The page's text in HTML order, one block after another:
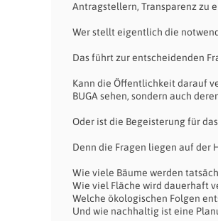
Antragstellern, Transparenz zu
Wer stellt eigentlich die
Das führt zur entscheidenden
Kann die Öffentlichkeit darauf
BUGA sehen, sondern auch
Oder ist die Begeisterung für
Denn die Fragen liegen auf der
Wie viele Bäume werden
Wie viel Fläche wird dauerhaft
Welche ökologischen Folgen
Und wie nachhaltig ist eine